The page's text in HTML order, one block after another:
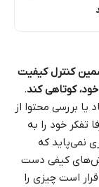
کنترل کیفیت
کوتاهی کند.
یا بررسی محتوا از
تفکر خود را به
نمی‌پاید که
کیفی دست
است چیزی را